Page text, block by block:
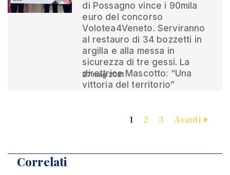
di Possagno vince i 90mila
euro del concorso
Volotea4Veneto. Serviranno
al restauro di 34 bozzetti in
argilla e alla messa in
sicurezza di tre gessi. La
direttrice Mascotto: “Una
vittoria del territorio”
27 mag 2021
1 2 3 Avanti
Correlati